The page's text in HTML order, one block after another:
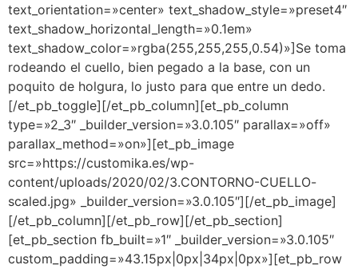
text_orientation=»center» text_shadow_style=»preset4″
text_shadow_horizontal_length=»0.1em»
text_shadow_color=»rgba(255,255,255,0.54)»]Se toma
rodeando el cuello, bien pegado a la base, con un
poquito de holgura, lo justo para que entre un dedo.
[/et_pb_toggle][/et_pb_column][et_pb_column
type=»2_3″ _builder_version=»3.0.105″ parallax=»off»
parallax_method=»on»][et_pb_image
src=»https://customika.es/wp-
content/uploads/2020/02/3.CONTORNO-CUELLO-
scaled.jpg» _builder_version=»3.0.105″][/et_pb_image]
[/et_pb_column][/et_pb_row][/et_pb_section]
[et_pb_section fb_built=»1″ _builder_version=»3.0.105″
custom_padding=»43.15px|0px|34px|0px»][et_pb_row